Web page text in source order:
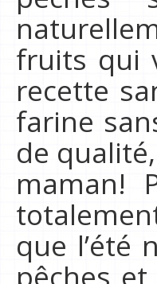
fruits qui
recette
farine
de
maman!
que l’été
pêches